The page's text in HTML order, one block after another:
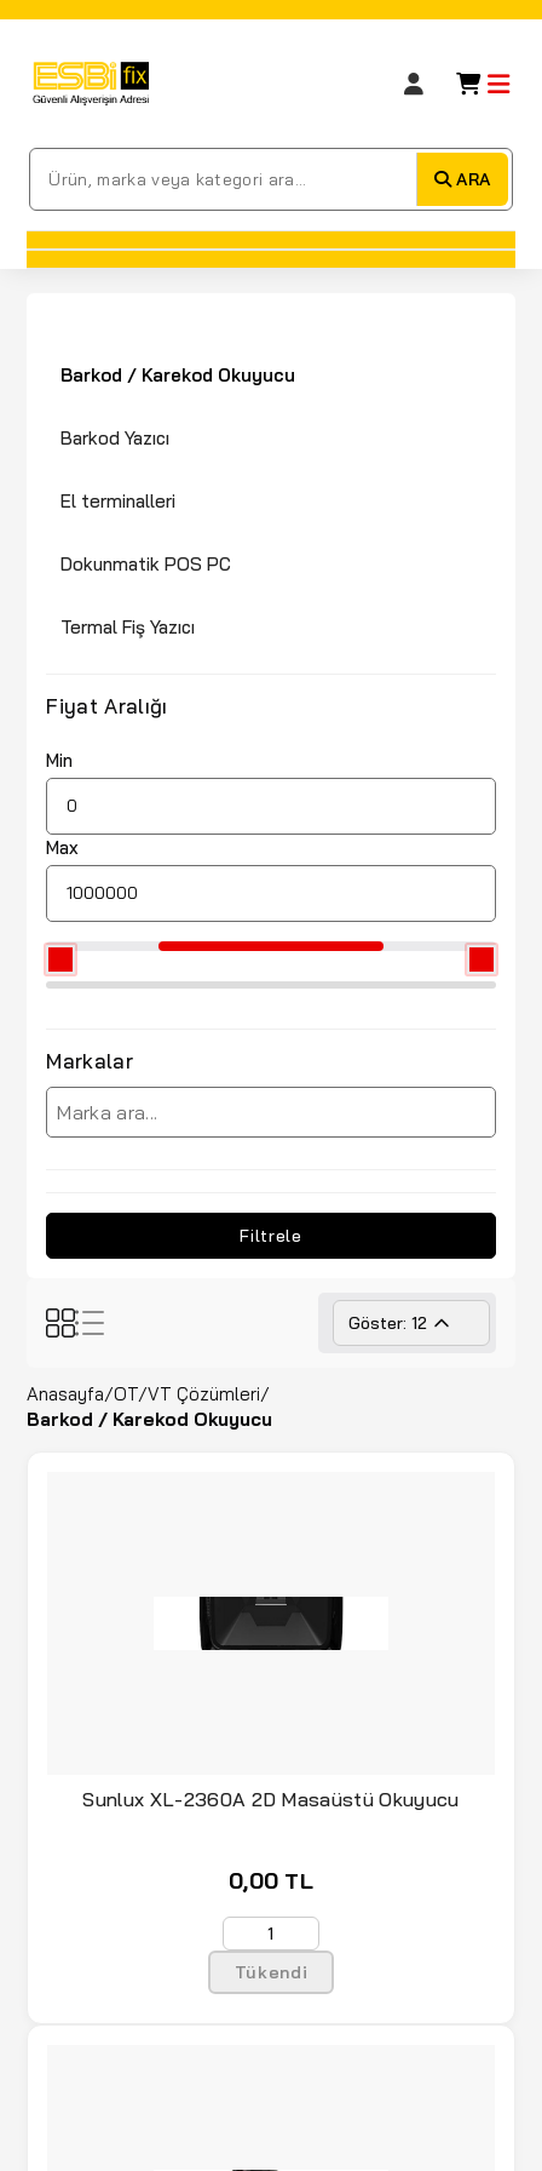
ARA
Barkod / Karekod Okuyucu
Barkod Yazıcı
El terminalleri
Dokunmatik POS PC
Termal Fiş Yazıcı
Fiyat Aralığı
Min
Max
Markalar
Filtrele
Göster: 12
Anasayfa/OT/VT Çözümleri/
Barkod / Karekod Okuyucu
Sunlux XL-2360A 2D Masaüstü Okuyucu
0,00 TL
Tükendi